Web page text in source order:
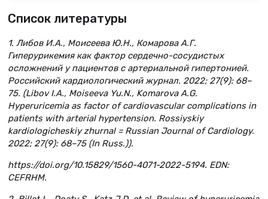
Список литературы
1. Либов И.А., Моисеева Ю.Н., Комарова А.Г.
Гиперурикемия как фактор сердечно-сосудистых
осложнений у пациентов с артериальной гипертонией.
Российский кардиологический журнал. 2022; 27(9): 68–
75. (Libov I.A., Moiseeva Yu.N., Komarova A.G.
Hyperuricemia as factor of cardiovascular complications in
patients with arterial hypertension. Rossiyskiy
kardiologicheskiy zhurnal = Russian Journal of Cardiology.
2022; 27(9): 68–75 (In Russ.)).
https://doi.org/10.15829/1560-4071-2022-5194. EDN:
CEFRHM.